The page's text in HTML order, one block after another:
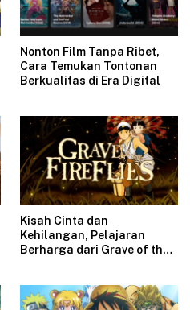
Nonton Film Tanpa Ribet,
Cara Temukan Tontonan
Berkualitas di Era Digital
Kisah Cinta dan
Kehilangan, Pelajaran
Berharga dari Grave of the